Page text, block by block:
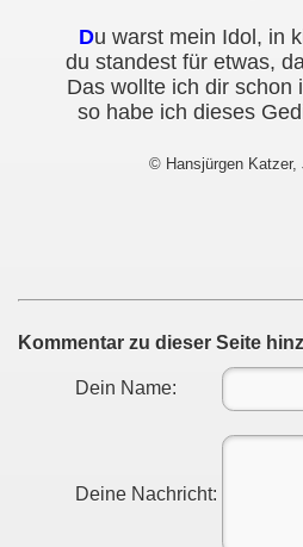
Du warst mein Idol, in
du standest für etwas,
Das wollte ich dir schon
so habe ich dieses
© Hansjürgen Katzer,
Kommentar zu dieser Seite
Dein Name:
Deine Nachricht: